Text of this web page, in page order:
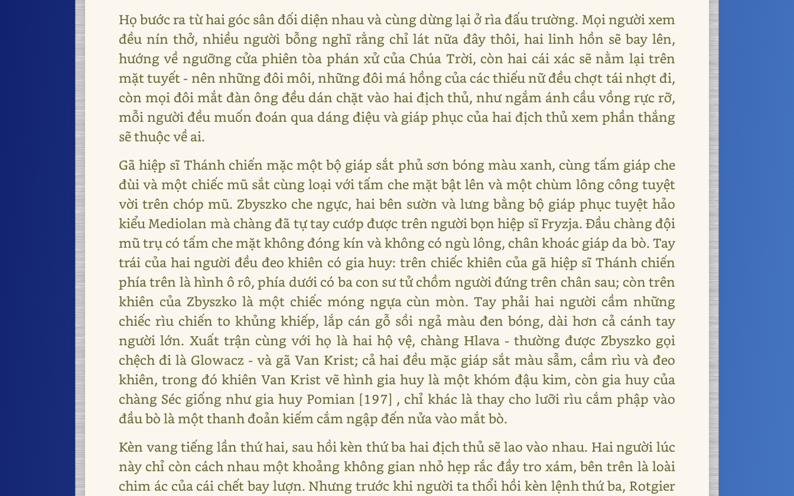
Họ bước ra từ hai góc sân đối diện nhau và cùng dừng lại ở rìa đấu trường. Mọi người xem
đều nín thở, nhiều người bỗng nghĩ rằng chỉ lát nữa đây thôi, hai linh hồn sẽ bay lên,
hướng về ngưỡng cửa phiên tòa phán xử của Chúa Trời, còn hai cái xác sẽ nằm lại trên
mặt tuyết - nên những đôi môi, những đôi má hồng của các thiếu nữ đều chợt tái nhợt đi,
còn mọi đôi mắt đàn ông đều dán chặt vào hai địch thủ, như ngắm ánh cầu vồng rực rỡ,
mỗi người đều muốn đoán qua dáng điệu và giáp phục của hai địch thủ xem phần thắng
sẽ thuộc về ai.
Gã hiệp sĩ Thánh chiến mặc một bộ giáp sắt phủ sơn bóng màu xanh, cùng tấm giáp che
đùi và một chiếc mũ sắt cùng loại với tấm che mặt bật lên và một chùm lông công tuyệt
vời trên chóp mũ. Zbyszko che ngực, hai bên sườn và lưng bằng bộ giáp phục tuyệt hảo
kiểu Mediolan mà chàng đã tự tay cướp được trên người bọn hiệp sĩ Fryzja. Đầu chàng đội
mũ trụ có tấm che mặt không đóng kín và không có ngù lông, chân khoác giáp da bò. Tay
trái của hai người đều đeo khiên có gia huy: trên chiếc khiên của gã hiệp sĩ Thánh chiến
phía trên là hình ô rô, phía dưới có ba con sư tử chồm người đứng trên chân sau; còn trên
khiên của Zbyszko là một chiếc móng ngựa cùn mòn. Tay phải hai người cầm những
chiếc rìu chiến to khủng khiếp, lắp cán gỗ sồi ngả màu đen bóng, dài hơn cả cánh tay
người lớn. Xuất trận cùng với họ là hai hộ vệ, chàng Hlava - thường được Zbyszko gọi
chệch đi là Glowacz - và gã Van Krist; cả hai đều mặc giáp sắt màu sẫm, cầm rìu và đeo
khiên, trong đó khiên Van Krist vẽ hình gia huy là một khóm đậu kim, còn gia huy của
chàng Séc giống như gia huy Pomian [197] , chỉ khác là thay cho lưỡi rìu cắm phập vào
đầu bò là một thanh đoản kiếm cắm ngập đến nửa vào mắt bò.
Kèn vang tiếng lần thứ hai, sau hồi kèn thứ ba hai địch thủ sẽ lao vào nhau. Hai người lúc
này chỉ còn cách nhau một khoảng không gian nhỏ hẹp rắc đầy tro xám, bên trên là loài
chim ác của cái chết bay lượn. Nhưng trước khi người ta thổi hồi kèn lệnh thứ ba, Rotgier